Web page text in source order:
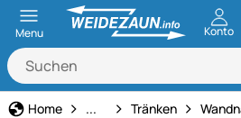
Menu Konto
Home Geflügeltränken
... Tränken